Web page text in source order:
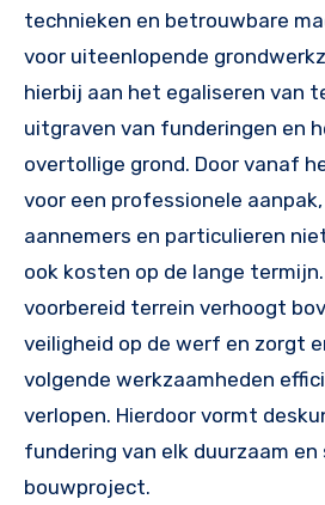
technieken en betrouwbare
voor uiteenlopende
hierbij aan het egaliseren van
uitgraven van funderingen en
overtollige grond. Door vanaf
voor een professionele
aannemers en particulieren
ook kosten op de lange
voorbereid terrein verhoogt
veiligheid op de werf en zorgt
volgende werkzaamheden
verlopen. Hierdoor vormt
fundering van elk duurzaam en
bouwproject.